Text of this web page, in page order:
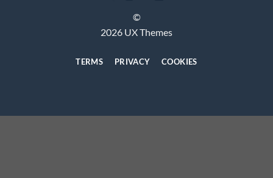
©
2026 UX Themes
TERMS PRIVACY COOKIES